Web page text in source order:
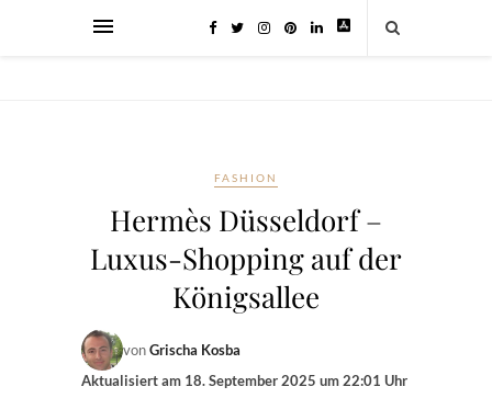
FASHION
Hermès Düsseldorf –
Luxus-Shopping auf der
Königsallee
vonGrischa Kosba
Aktualisiert am 18. September 2025 um 22:01 Uhr